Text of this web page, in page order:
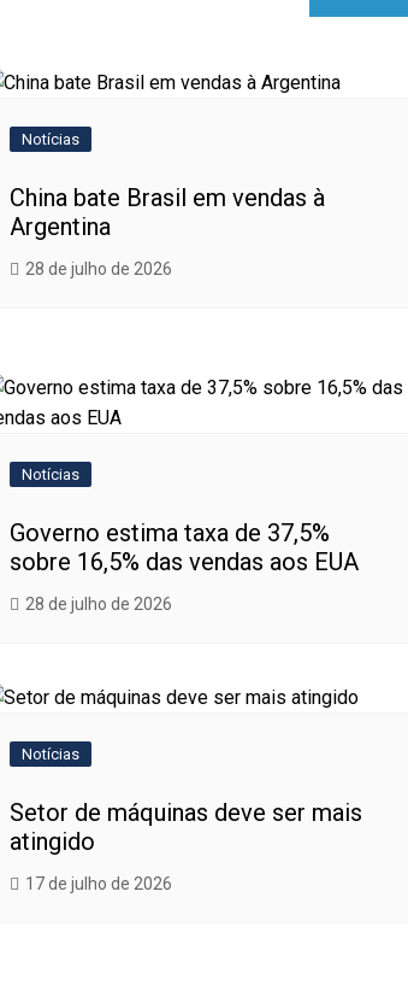
Notícias
China bate Brasil em vendas à
Argentina
28 de julho de 2026
Notícias
Governo estima taxa de 37,5%
sobre 16,5% das vendas aos EUA
28 de julho de 2026
Notícias
Setor de máquinas deve ser mais
atingido
17 de julho de 2026